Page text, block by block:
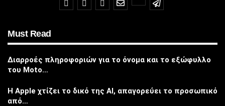
Must Read
Διαρροές πληροφοριών για το όνομα και το εξώφυλλο
του Moto…
Η Apple χτίζει το δικό της AI, απαγορεύει το προσωπικό
από…